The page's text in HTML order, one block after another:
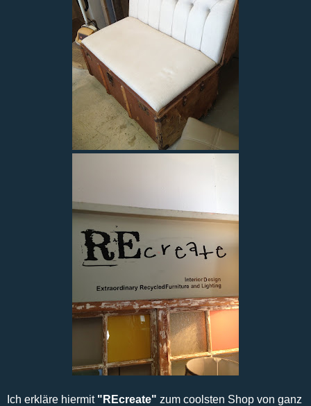
Ich erkläre hiermit "REcreate" zum coolsten Shop von ganz